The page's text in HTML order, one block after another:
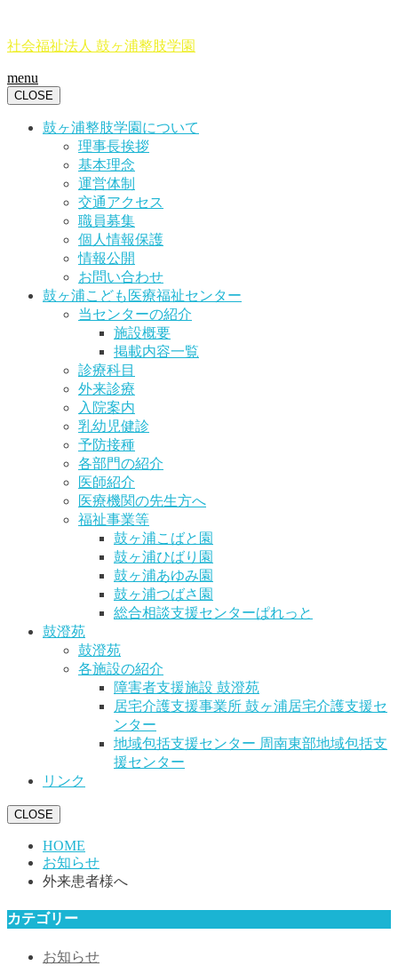
社会福祉法人 鼓ヶ浦整肢学園
menu
CLOSE
鼓ヶ浦整肢学園について
理事長挨拶
基本理念
運営体制
交通アクセス
職員募集
個人情報保護
情報公開
お問い合わせ
鼓ヶ浦こども医療福祉センター
当センターの紹介
施設概要
掲載内容一覧
診療科目
外来診療
入院案内
乳幼児健診
予防接種
各部門の紹介
医師紹介
医療機関の先生方へ
福祉事業等
鼓ヶ浦こばと園
鼓ヶ浦ひばり園
鼓ヶ浦あゆみ園
鼓ヶ浦つばさ園
総合相談支援センターぱれっと
鼓澄苑
鼓澄苑
各施設の紹介
障害者支援施設 鼓澄苑
居宅介護支援事業所 鼓ヶ浦居宅介護支援セ
ンター
地域包括支援センター 周南東部地域包括支
援センター
リンク
CLOSE
HOME
お知らせ
外来患者様へ
カテゴリー
お知らせ